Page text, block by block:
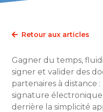
Retour aux articles
Gagner du temps,
signer et valider des
partenaires à distance
signature
derrière la simplicité